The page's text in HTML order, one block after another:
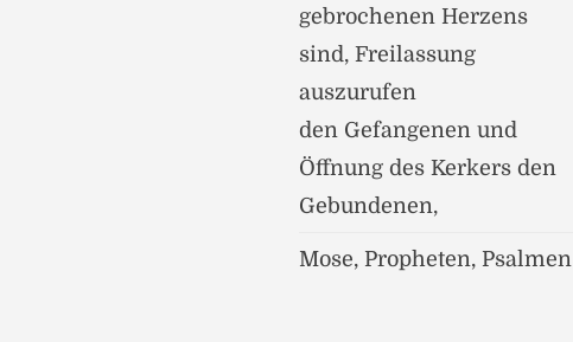
gebrochenen Herzens
sind, Freilassung
auszurufen
den Gefangenen und
Öffnung des Kerkers den
Gebundenen,
Mose, Propheten, Psalmen